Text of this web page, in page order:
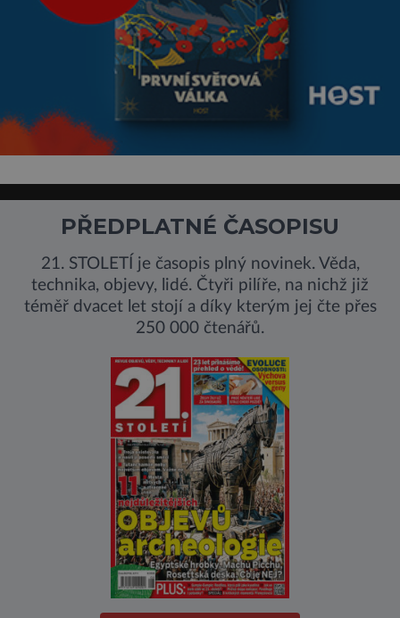
PŘEDPLATNÉ ČASOPISU
21. STOLETÍ je časopis plný novinek. Věda,
technika, objevy, lidé. Čtyři pilíře, na nichž již
téměř dvacet let stojí a díky kterým jej čte přes
250 000 čtenářů.